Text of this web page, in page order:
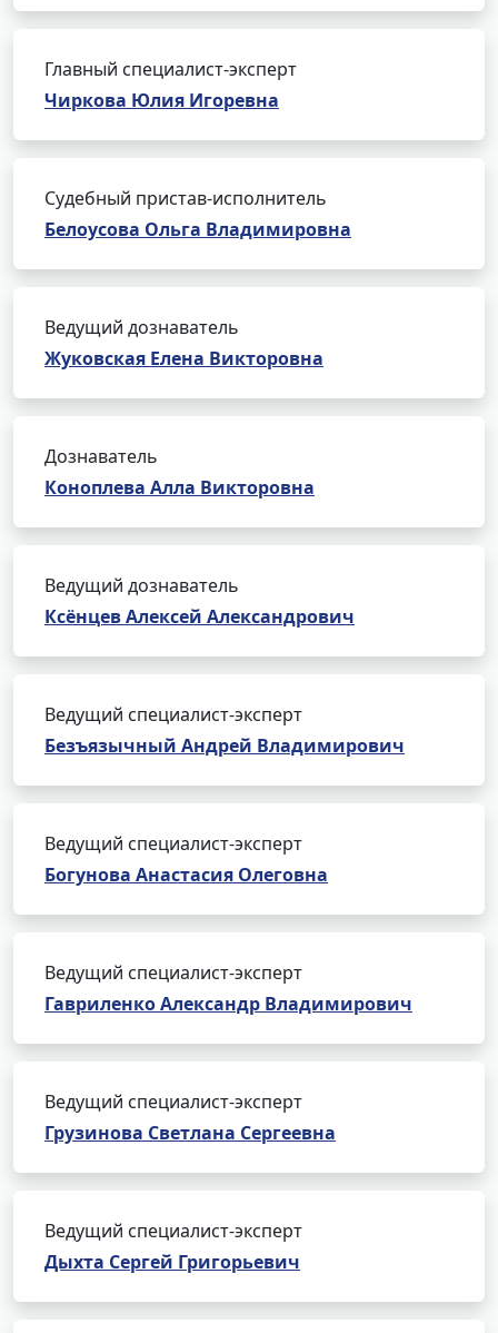
Главный специалист-эксперт
Чиркова Юлия Игоревна
Судебный пристав-исполнитель
Белоусова Ольга Владимировна
Ведущий дознаватель
Жуковская Елена Викторовна
Дознаватель
Коноплева Алла Викторовна
Ведущий дознаватель
Ксёнцев Алексей Александрович
Ведущий специалист-эксперт
Безъязычный Андрей Владимирович
Ведущий специалист-эксперт
Богунова Анастасия Олеговна
Ведущий специалист-эксперт
Гавриленко Александр Владимирович
Ведущий специалист-эксперт
Грузинова Светлана Сергеевна
Ведущий специалист-эксперт
Дыхта Сергей Григорьевич